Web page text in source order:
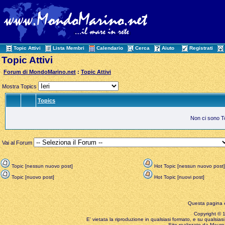
Topic Attivi Lista Membri Calendario Cerca Aiuto Registrati
Topic Attivi
Forum di MondoMarino.net :Topic Attivi
Mostra Topics
Topics
Non ci sono
Vai al Forum
Topic [nessun nuovo post]
Hot Topic [nessun nuovo post]
Topic [nuovo post]
Hot Topic [nuovi post]
Questa pagina
Copyright ©
E' vietata la riproduzione in qualsiasi formato, e su